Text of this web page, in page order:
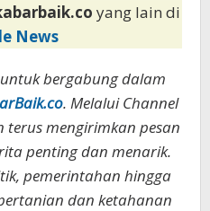
yang lain di
News
bergabung dalam
. Melalui Channel
terus mengirimkan pesan
penting dan menarik.
pemerintahan hingga
dan ketahanan